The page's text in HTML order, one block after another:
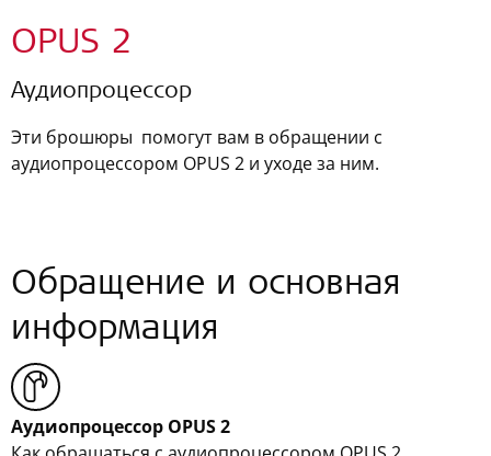
OPUS 2
Аудиопроцессор
Эти брошюры помогут вам в обращении с
аудиопроцессором OPUS 2 и уходе за ним.
Обращение и основная
информация
Аудиопроцессор OPUS 2